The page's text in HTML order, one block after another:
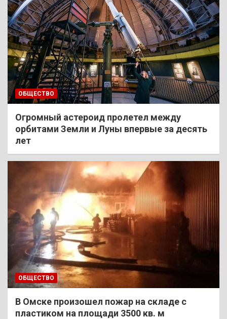
ОБЩЕСТВО
Огромный астероид пролетел между
орбитами Земли и Луны впервые за десять
лет
ОБЩЕСТВО
В Омске произошел пожар на складе с
пластиком на площади 3500 кв. м